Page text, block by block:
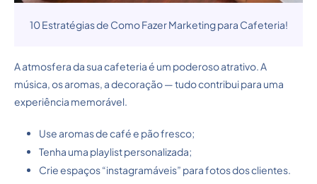
10 Estratégias de Como Fazer Marketing para Cafeteria!
A atmosfera da sua cafeteria é um poderoso atrativo. A
música, os aromas, a decoração — tudo contribui para uma
experiência memorável.
Use aromas de café e pão fresco;
Tenha uma playlist personalizada;
Crie espaços “instagramáveis” para fotos dos clientes.